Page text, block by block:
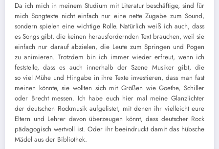
Da ich mich in meinem Studium mit Literatur beschäftige, sind für
mich Songtexte nicht einfach nur eine nette Zugabe zum Sound,
sondern spielen eine wichtige Rolle. Natürlich weiß ich auch, dass
es Songs gibt, die keinen herausfordernden Text brauchen, weil sie
einfach nur darauf abzielen, die Leute zum Springen und Pogen
zu animieren. Trotzdem bin ich immer wieder erfreut, wenn ich
feststelle, dass es auch innerhalb der Szene Musiker gibt, die
so viel Mühe und Hingabe in ihre Texte investieren, dass man fast
meinen könnte, sie wollten sich mit Größen wie Goethe, Schiller
oder Brecht messen. Ich habe euch hier mal meine Glanzlichter
der deutschen Rockmusik aufgelistet, mit denen ihr vielleicht eure
Eltern und Lehrer davon überzeugen könnt, dass deutscher Rock
pädagogisch wertvoll ist. Oder ihr beeindruckt damit das hübsche
Mädel aus der Bibliothek.